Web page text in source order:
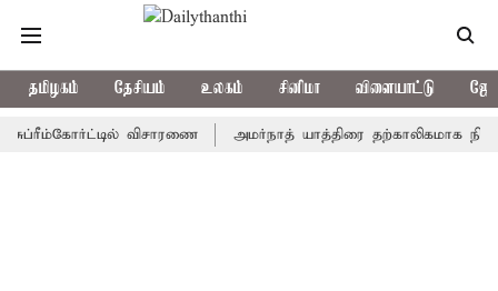
தமிழகம் தேசியம் உலகம் சினிமா விளையாட்டு
விசாரணை அமர்நாத் யாத்திரை தற்காலிகமாக நிறுத்தம்